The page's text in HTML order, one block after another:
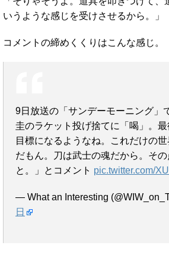
いうような感じを受けさせるから。」
コメントの締めくくりはこんな感じ。
9日放送の「サンデーモーニング」
圭のラケット投げ捨てに「喝」。
目標になるようなね。これだけの
だもん。刀は武士の魂だから。そ
と。」とコメント pic.twitter.com/
— What an Interesting
日